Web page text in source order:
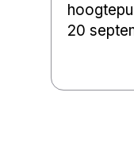
20